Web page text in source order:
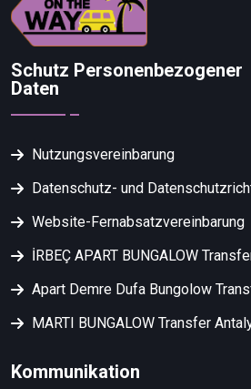
Schutz Personenbezogener
Daten
Nutzungsvereinbarung
Datenschutz- und
Website-Fernabsatzvereinbarung
İRBEÇ APART BUNGALOW
Apart Demre Dufa Bungolow
MARTI BUNGALOW Transfer
Kommunikation